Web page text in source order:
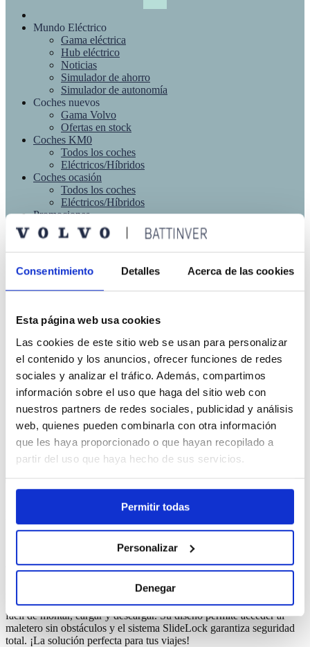
Consentimiento Detalles Acerca de las cookies
Esta página web usa cookies
Las cookies de este sitio web se usan para personalizar
el contenido y los anuncios, ofrecer funciones de redes
sociales y analizar el tráfico. Además, compartimos
información sobre el uso que haga del sitio web con
nuestros partners de redes sociales, publicidad y análisis
web, quienes pueden combinarla con otra información
que les haya proporcionado o que hayan recopilado a
partir del uso que haya hecho de sus servicios.
Permitir todas
Personalizar
Denegar
Mundo Eléctrico
Gama eléctrica
Hub eléctrico
Noticias
Simulador de ahorro
Simulador de autonomía
Coches nuevos
Gama Volvo
Ofertas en stock
Coches KM0
Todos los coches
Eléctricos/Híbridos
Coches ocasión
Todos los coches
Eléctricos/Híbridos
Promociones
Promociones Vehículos VO
Cómo comprar Online
Renting
Posventa
Cita previa
Servicios
Eventos deportivos
Venta empresas
Compramos tu coche
Instalaciones
Nuestro equipo
Noticias
Trabaja con nosotros
Cita previa
Quiero que me llamen
Chatbot
SÍGUENOS EN NUESTRAS RRSS
Caja de carga para enganche de remolque
Amplía la capacidad de tu Volvo con esta resistente caja de carga
para enganche de remolque. Con 400 litros de espacio protegido, es
fácil de montar, cargar y descargar. Su diseño permite acceder al
maletero sin obstáculos y el sistema SlideLock garantiza seguridad
total. ¡La solución perfecta para tus viajes!